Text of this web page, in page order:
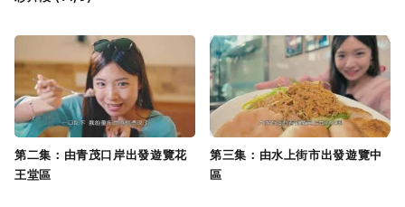
第二集：由青茂口岸出發遊覽花
王堂區
第三集：由水上街市出發遊覽中
區